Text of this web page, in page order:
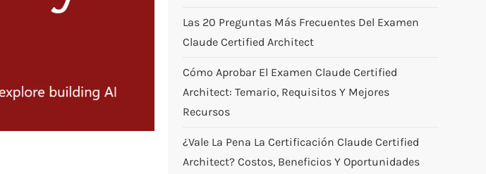
Las 20 Preguntas Más Frecuentes Del Examen
Claude Certified Architect
Cómo Aprobar El Examen Claude Certified
Architect: Temario, Requisitos Y Mejores
Recursos
¿Vale La Pena La Certificación Claude Certified
Architect? Costos, Beneficios Y Oportunidades